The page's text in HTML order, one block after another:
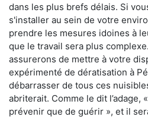
dans les plus brefs délais. Si
s'installer au sein de votre
prendre les mesures idoines à
que le travail sera plus
assurerons de mettre à votre
expérimenté de dératisation à
débarrasser de tous ces
abriterait. Comme le dit l’adage,
prévenir que de guérir », et il